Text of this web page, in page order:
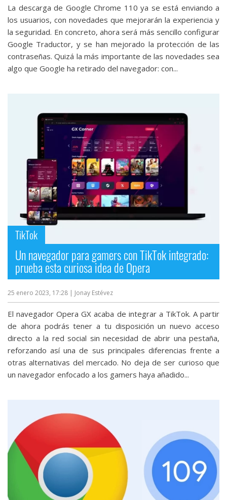
La descarga de Google Chrome 110 ya se está enviando a
los usuarios, con novedades que mejorarán la experiencia y
la seguridad. En concreto, ahora será más sencillo configurar
Google Traductor, y se han mejorado la protección de las
contraseñas. Quizá la más importante de las novedades sea
algo que Google ha retirado del navegador: con...
TikTok
Un navegador para gamers con TikTok integrado:
prueba esta curiosa idea de Opera
25 enero 2023, 17:28 | Jonay Estévez
El navegador Opera GX acaba de integrar a TikTok. A partir
de ahora podrás tener a tu disposición un nuevo acceso
directo a la red social sin necesidad de abrir una pestaña,
reforzando así una de sus principales diferencias frente a
otras alternativas del mercado. No deja de ser curioso que
un navegador enfocado a los gamers haya añadido...